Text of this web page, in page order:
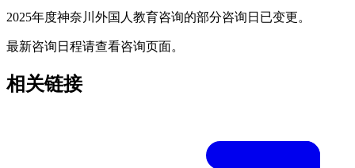
2025年度神奈川外国人教育咨询的部分咨询日已变更。
最新咨询日程请查看咨询页面。
相关链接